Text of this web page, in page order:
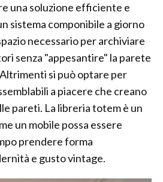
una soluzione efficiente e
sistema componibile a giorno
necessario per archiviare
senza "appesantire" la parete
si può optare per
a piacere che creano
pareti. La libreria totem è un
un mobile possa essere
prendere forma
e gusto vintage.